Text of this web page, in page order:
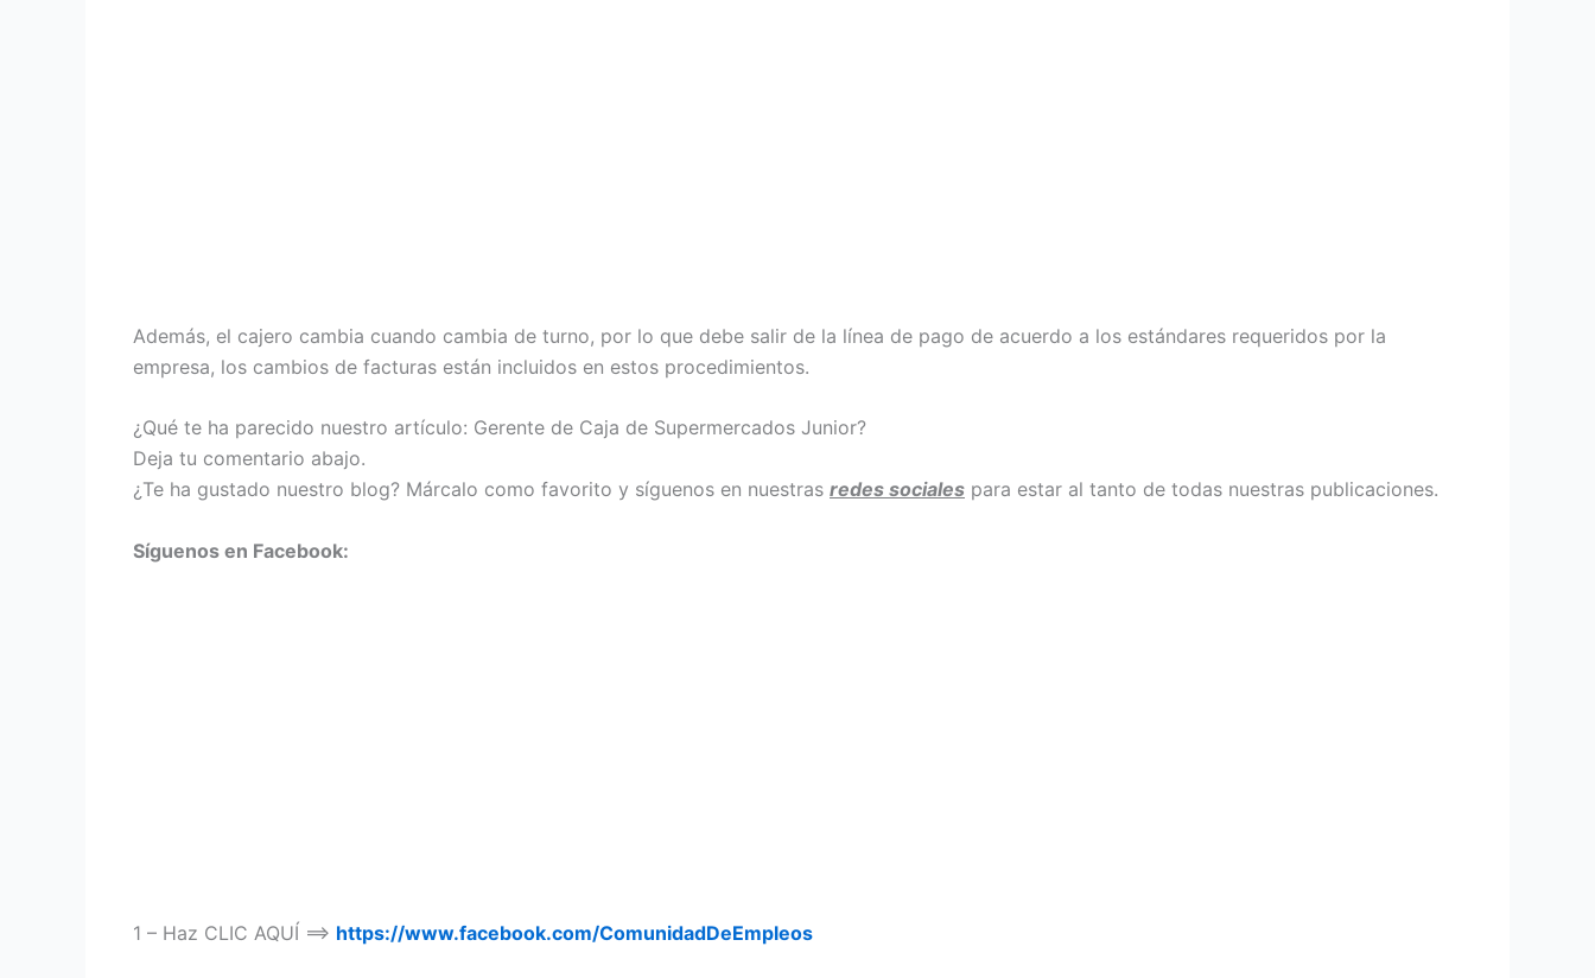
Además, el cajero cambia cuando cambia de turno, por lo que debe salir de la línea de pago de acuerdo a los estándares requeridos por la
empresa, los cambios de facturas están incluidos en estos procedimientos.
¿Qué te ha parecido nuestro artículo: Gerente de Caja de Supermercados Junior?
Deja tu comentario abajo.
¿Te ha gustado nuestro blog? Márcalo como favorito y síguenos en nuestras redes sociales para estar al tanto de todas nuestras publicaciones.
Síguenos en Facebook:
1 – Haz CLIC AQUÍ ==> https://www.facebook.com/ComunidadDeEmpleos